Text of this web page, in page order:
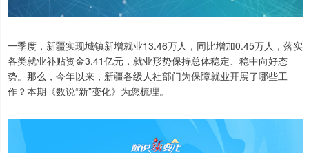
一季度，新疆实现城镇新增就业13.46万人，同比增加0.45万人，落实
各类就业补贴资金3.41亿元，就业形势保持总体稳定、稳中向好态
势。那么，今年以来，新疆各级人社部门为保障就业开展了哪些工
作？本期《数说“新”变化》为您梳理。